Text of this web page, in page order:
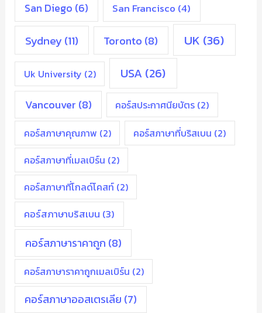
San Diego (6) San Francisco (4)
Sydney (11) Toronto (8) UK (36)
Uk University (2) USA (26)
Vancouver (8) คอร์สประกาศนียบัตร (2)
คอร์สภาษาคุณภาพ (2) คอร์สภาษาที่บริสเบน (2)
คอร์สภาษาที่เมลเบิร์น (2)
คอร์สภาษาที่โกลด์โคสท์(2)
คอร์สภาษาบริสเบน (3)
คอร์สภาษาราคาถูก (8)
คอร์สภาษาราคาถูกเมลเบิร์น (2)
คอร์สภาษาออสเตรเลีย (7)